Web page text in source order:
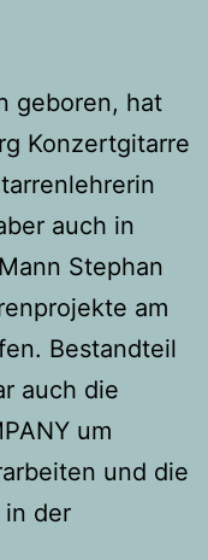
geboren, hat
Konzertgitarre
auch in
Stephan
am
Bestandteil
auch die
um
und die
in der